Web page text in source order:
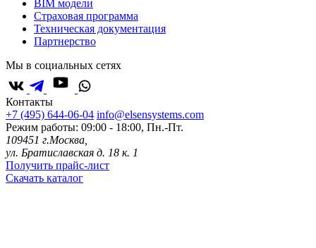
BIM модели
Страховая программа
Техническая документация
Партнерство
Мы в социальных сетях
Контакты
+7 (495) 644-06-04 info@elsensystems.com
Режим работы: 09:00 - 18:00, Пн.-Пт.
109451 г.Москва,
ул. Братиславская д. 18 к. 1
Получить прайс-лист
Скачать каталог